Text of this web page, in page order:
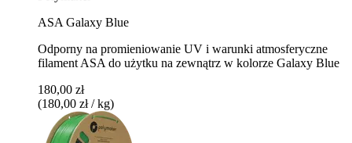
ASA Galaxy Blue
Odporny na promieniowanie UV i warunki atmosferyczne
filament ASA do użytku na zewnątrz w kolorze Galaxy Blue
180,00 zł
(180,00 zł / kg)